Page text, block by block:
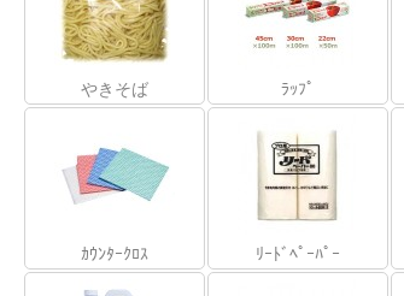
やきそば ﾗｯﾌﾟ
ｶｳﾝﾀｰｸﾛｽ ﾘｰﾄﾞﾍﾟｰﾊﾟｰ